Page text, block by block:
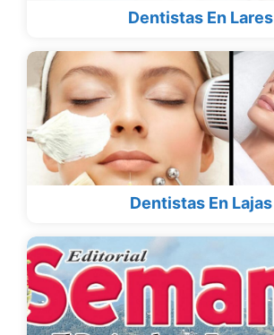
Dentistas En Lares
Dentistas En Lajas